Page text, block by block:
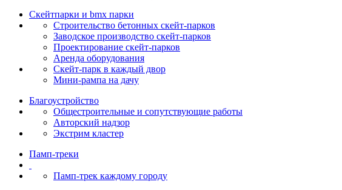
Скейтпарки и bmx парки
Строительство бетонных скейт‑парков
Заводское производство скейт-парков
Проектирование скейт-парков
Аренда оборудования
Скейт-парк в каждый двор
Мини-рампа на дачу
Благоустройство
Общестроительные и сопутствующие работы
Авторский надзор
Экстрим кластер
Памп‑треки
Памп-трек каждому городу